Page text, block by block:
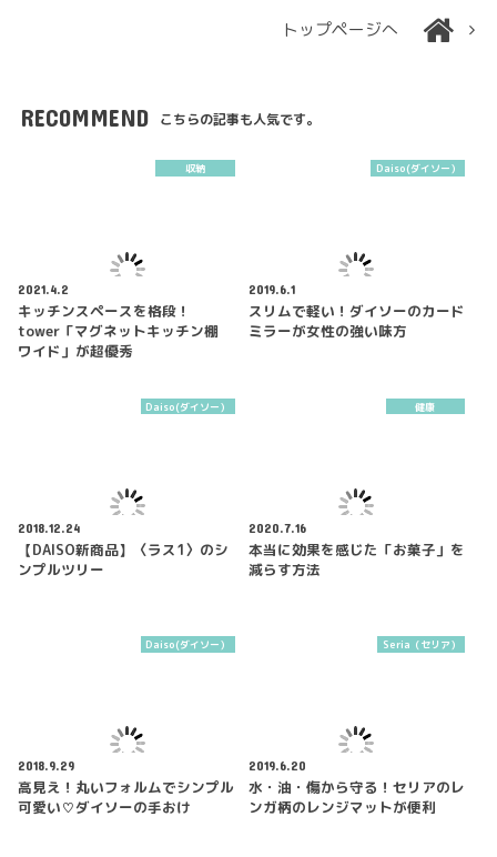
トップページへ
RECOMMEND こちらの記事も人気です。
収納
2021.4.2
キッチンスペースを格段！
tower「マグネットキッチン棚
ワイド」が超優秀
Daiso(ダイソー）
2019.6.1
スリムで軽い！ダイソーのカード
ミラーが女性の強い味方
Daiso(ダイソー）
2018.12.24
【DAISO新商品】〈ラス1〉のシ
ンプルツリー
健康
2020.7.16
本当に効果を感じた「お菓子」を
減らす方法
Daiso(ダイソー）
2018.9.29
高見え！丸いフォルムでシンプル
可愛い♡ダイソーの手おけ
Seria（セリア）
2019.6.20
水・油・傷から守る！セリアのレ
ンガ柄のレンジマットが便利